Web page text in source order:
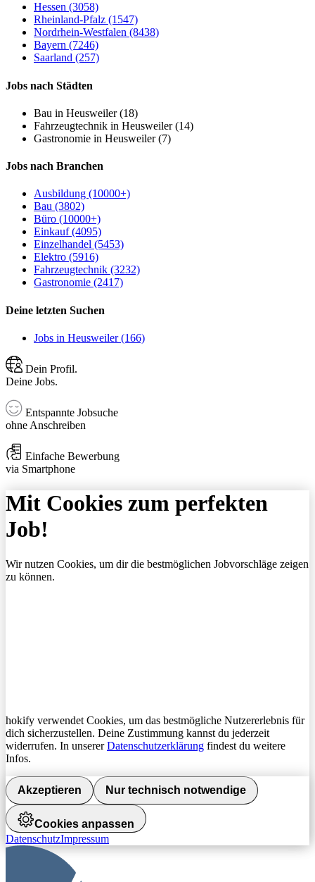
Hessen (3058)
Rheinland-Pfalz (1547)
Nordrhein-Westfalen (8438)
Bayern (7246)
Saarland (257)
Jobs nach Städten
Bau in Heusweiler (18)
Fahrzeugtechnik in Heusweiler (14)
Gastronomie in Heusweiler (7)
Jobs nach Branchen
Ausbildung (10000+)
Bau (3802)
Büro (10000+)
Einkauf (4095)
Einzelhandel (5453)
Elektro (5916)
Fahrzeugtechnik (3232)
Gastronomie (2417)
Deine letzten Suchen
Jobs in Heusweiler (166)
Dein Profil.
Deine Jobs.
Entspannte Jobsuche
ohne Anschreiben
Einfache Bewerbung
via Smartphone
Mit Cookies zum perfekten
Job!
Wir nutzen Cookies, um dir die bestmöglichen Jobvorschläge zeigen
zu können.
hokify verwendet Cookies, um das bestmögliche Nutzererlebnis für
dich sicherzustellen. Deine Zustimmung kannst du jederzeit
widerrufen. In unsererDatenschutzerklärung findest du weitere
Infos.
Akzeptieren Nur technisch notwendige
Cookies anpassen
DatenschutzImpressum